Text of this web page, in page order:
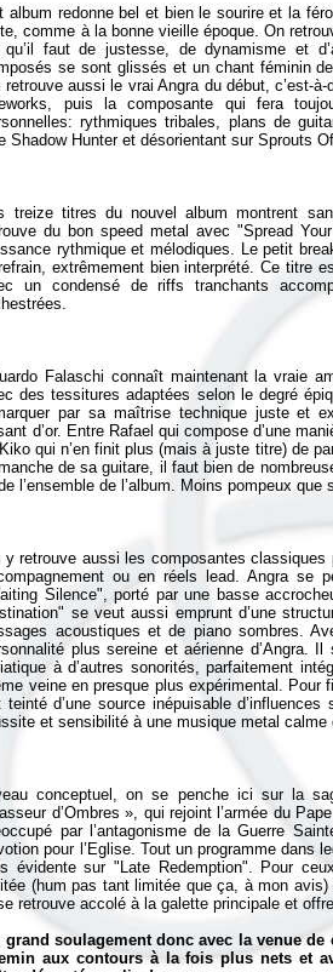
album redonne bel et bien le sourire et la
comme à la bonne vieille époque. On
qu’il faut de justesse, de dynamisme et
se sont glissés et un chant féminin
retrouve aussi le vrai Angra du début, c’est-
, puis la composante qui fera
rythmiques tribales, plans de
Shadow Hunteret désorientant surSprouts
treize titres du nouvel album montrent
du bon speed metal avec "Spread
rythmique et mélodiques. Le petit
extrêmement bien interprété. Ce titre
un condensé de riffs tranchants
Falaschi connaît maintenant la vraie
des tessitures adaptées selon le degré
par sa maîtrise technique juste et
d’or. Entre Rafael qui compose d’une
qui n’en finit plus (mais à juste titre) de
de sa guitare, il faut bien de
l’ensemble de l’album. Moins pompeux que
y retrouve aussi les composantes classiques
ou en réels lead. Angra se
Silence", porté par une basse
se veut aussi emprunt d’une
acoustiques et de piano sombres.
plus sereine et aérienne d’Angra.
à d’autres sonorités, parfaitement
veine en presque plus expérimental. Pour
teinté d’une source inépuisable
conceptuel, on se penche ici sur la
d’Ombres », qui rejoint l’armée du
par l’antagonisme de la Guerre
pour l’Eglise. Tout un programme dans
évidente sur "Late Redemption". Pour
(hum pas tant limitée que ça, à mon avis)
retrouve accolé à la galette principale et
grand soulagement donc avec la venue
aux contours à la fois plus nets et